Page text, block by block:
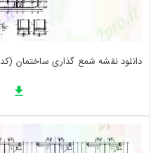
دانلود نقشه شمع گذاری ساختمان (کد32497)